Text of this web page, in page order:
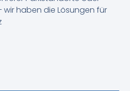
haben die Lösungen für